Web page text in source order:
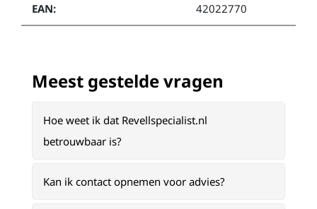
EAN: 42022770
Meest gestelde vragen
Hoe weet ik dat Revellspecialist.nl
betrouwbaar is?
Kan ik contact opnemen voor advies?